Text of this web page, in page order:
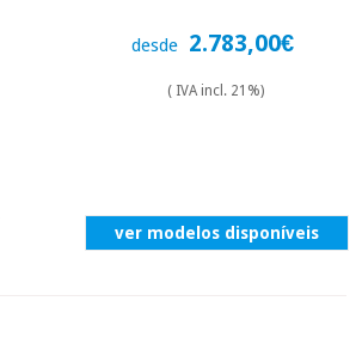
desde 2.783,00€
( IVA incl. 21%)
ver modelos disponíveis